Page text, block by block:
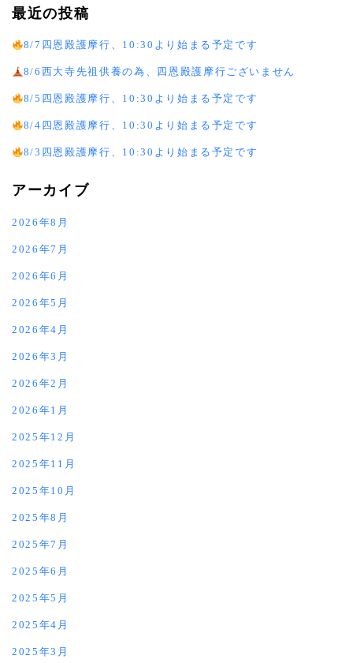
最近の投稿
8/7四恩殿護摩行、10:30より始まる予定です
8/6西大寺先祖供養の為、四恩殿護摩行ございません
8/5四恩殿護摩行、10:30より始まる予定です
8/4四恩殿護摩行、10:30より始まる予定です
8/3四恩殿護摩行、10:30より始まる予定です
アーカイブ
2026年8月
2026年7月
2026年6月
2026年5月
2026年4月
2026年3月
2026年2月
2026年1月
2025年12月
2025年11月
2025年10月
2025年8月
2025年7月
2025年6月
2025年5月
2025年4月
2025年3月